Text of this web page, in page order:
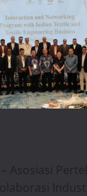
– Asosiasi